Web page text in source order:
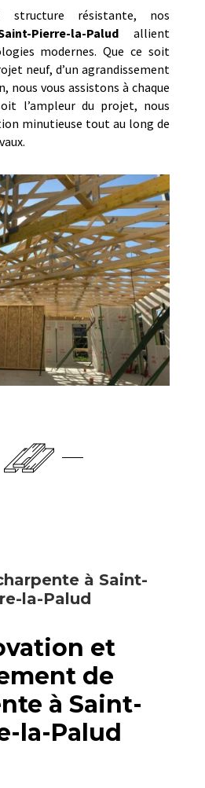
structure résistante, nos
Pierre-la-Palud allient
modernes. Que ce soit
neuf, d’un agrandissement
nous vous assistons à chaque
l’ampleur du projet, nous
minutieuse tout au long de
à Saint-
la-Palud
et
de
à Saint-
la-Palud